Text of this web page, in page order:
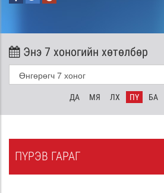
Энэ 7 хоногийн хөтөлбөр
ДА МЯ ЛХ ПҮ БА
ПҮРЭВ ГАРАГ